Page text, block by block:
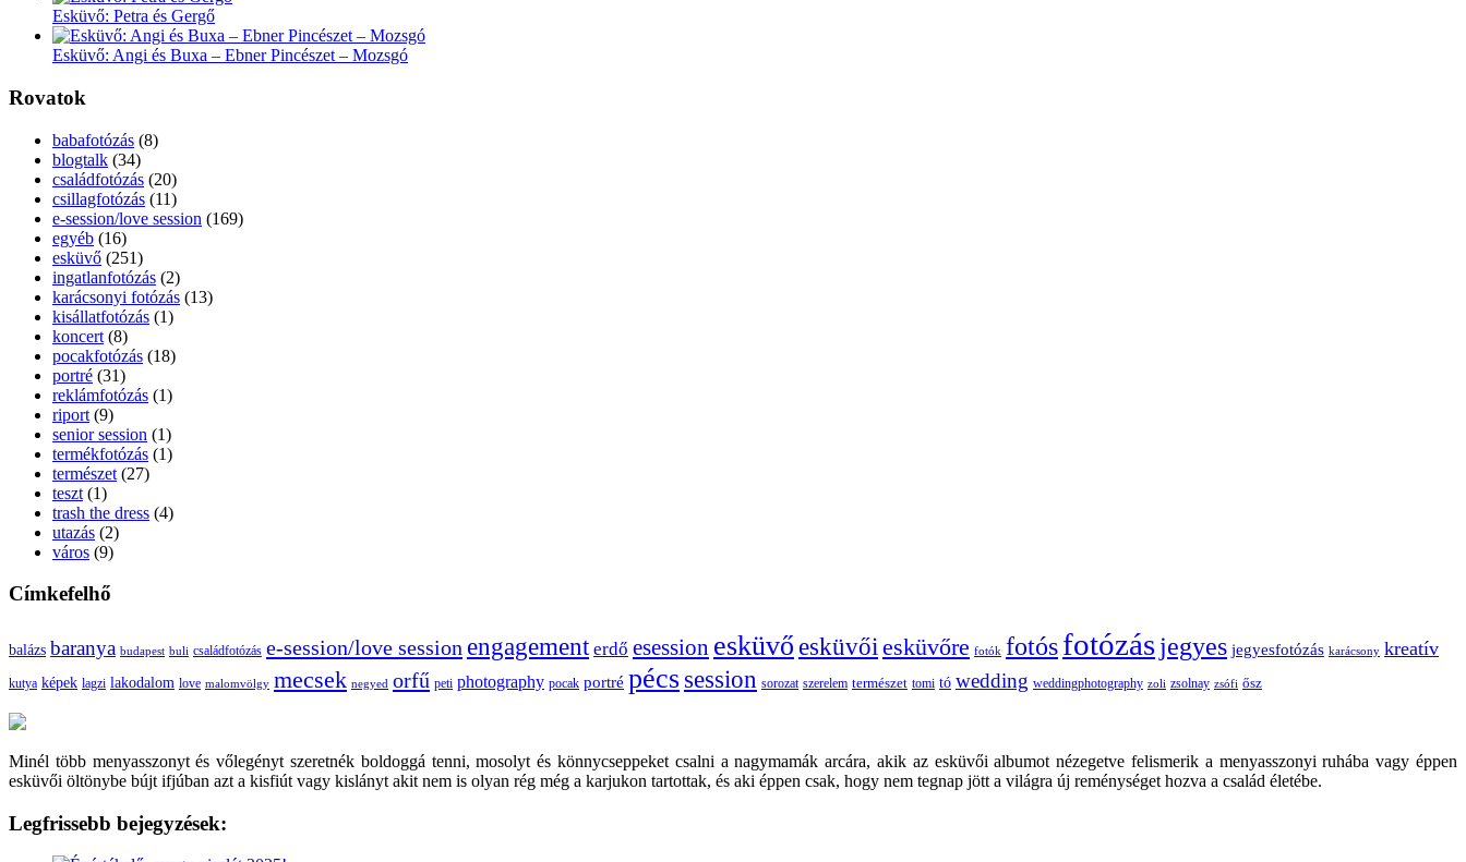
Esküvő: Petra és Gergő
Esküvő: Angi és Buxa – Ebner Pincészet – Mozsgó
Rovatok
babafotózás (8)
blogtalk (34)
családfotózás (20)
csillagfotózás (11)
e-session/love session (169)
egyéb (16)
esküvő (251)
ingatlanfotózás (2)
karácsonyi fotózás (13)
kisállatfotózás (1)
koncert (8)
pocakfotózás (18)
portré (31)
reklámfotózás (1)
riport (9)
senior session (1)
termékfotózás (1)
természet (27)
teszt (1)
trash the dress (4)
utazás (2)
város (9)
Címkefelhő
balázs baranya budapest buli családfotózás e-session/love session engagement erdő esession esküvő esküvői esküvőre fotók fotósfotózásjegyes jegyesfotózás karácsony kreatív
kutya képek lagzi lakodalom love malomvölgy mecsek negyed orfű peti photography pocak portré pécssession sorozat szerelem természet tomi tó wedding weddingphotography zoli zsolnay zsófi ősz
Minél több menyasszonyt és vőlegényt szeretnék boldoggá tenni, mosolyt és könnycseppeket csalni a nagymamák arcára, akik az esküvői albumot nézegetve felismerik a menyasszonyi ruhába vagy éppen
esküvői öltönybe bújt ifjúban azt a kisfiút vagy kislányt akit nem is olyan rég még a karjukon tartottak, és aki éppen csak, hogy nem tegnap jött a világra új reménységet hozva a család életébe.
Legfrissebb bejegyzések: